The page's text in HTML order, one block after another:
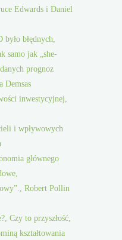
Edwards i Daniel
błędnych,
samo jak „she-
prognoz
Demsas
inwestycyjnej,
i wpływowych
głównego
Robert Pollin
Czy to przyszłość,
kształtowania